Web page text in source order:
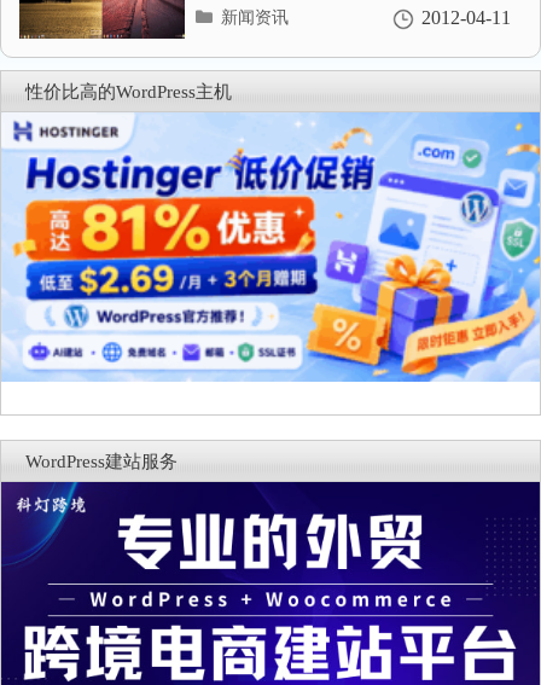
2012-04-11
分
录
新闻资讯
性价比高的WordPress主机
WordPress建站服务